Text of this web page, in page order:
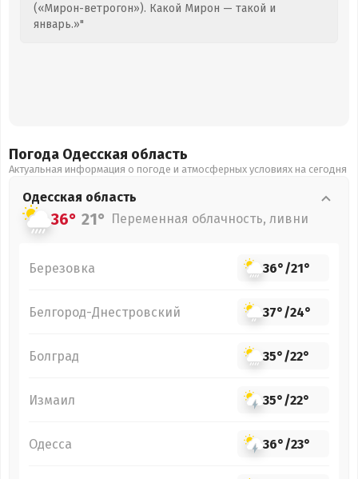
(«Мирон-ветрогон»). Какой Мирон — такой и
январь.»"
Погода Одесская область
Актуальная информация о погоде и атмосферных условиях на сегодня
Одесская область
36° 21° Переменная облачность, ливни
Березовка 36°/21°
Белгород-Днестровский 37°/24°
Болград 35°/22°
Измаил 35°/22°
Одесса 36°/23°